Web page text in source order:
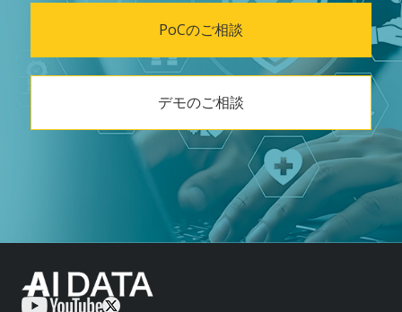
PoCのご相談
デモのご相談